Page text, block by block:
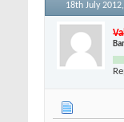
18th July 2012,